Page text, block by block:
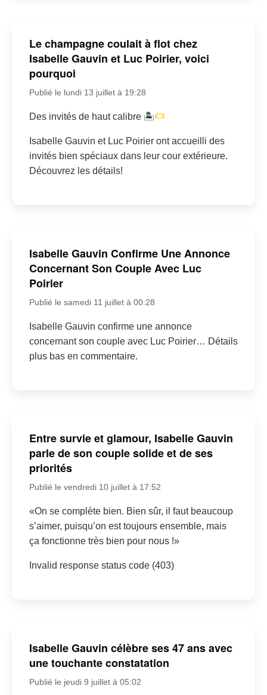
Le champagne coulait à flot chez
Isabelle Gauvin et Luc Poirier, voici
pourquoi
Publié le lundi 13 juillet à 19:28
Des invités de haut calibre 🏝
Isabelle Gauvin et Luc Poirier ont accueilli des
invités bien spéciaux dans leur cour extérieure.
Découvrez les détails!
Isabelle Gauvin Confirme Une Annonce
Concernant Son Couple Avec Luc
Poirier
Publié le samedi 11 juillet à 00:28
Isabelle Gauvin confirme une annonce
concernant son couple avec Luc Poirier… Détails
plus bas en commentaire.
Entre survie et glamour, Isabelle Gauvin
parle de son couple solide et de ses
priorités
Publié le vendredi 10 juillet à 17:52
«On se complète bien. Bien sûr, il faut beaucoup
s’aimer, puisqu’on est toujours ensemble, mais
ça fonctionne très bien pour nous !»
Invalid response status code (403)
Isabelle Gauvin célèbre ses 47 ans avec
une touchante constatation
Publié le jeudi 9 juillet à 05:02